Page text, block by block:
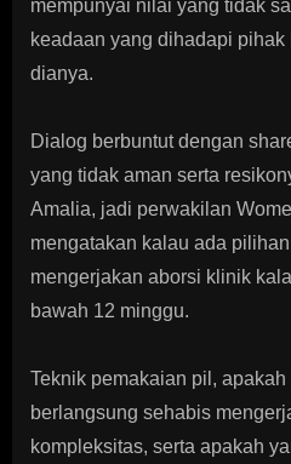
mempunyai nilai yang tidak
keadaan yang dihadapi
dianya.
Dialog berbuntut dengan
yang tidak aman serta
Amalia, jadi perwakilan
mengatakan kalau ada
mengerjakan aborsi klinik
bawah 12 minggu.
Teknik pemakaian pil,
berlangsung sehabis
kompleksitas, serta apakah